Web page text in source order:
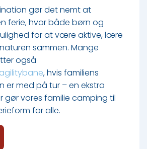
gør det nemt at
ferie, hvor både børn og
for at være aktive, lære
sammen. Mange
også
, hvis familiens
er med på tur – en ekstra
gør vores familie camping til
for alle.